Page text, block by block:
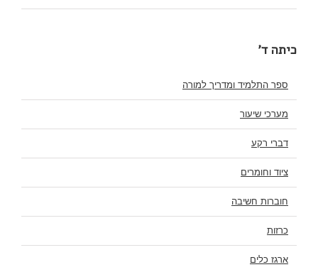
כיתה ד'
ספר התלמיד ומדריך למורה
מערכי שיעור
דברי רקע
ציוד וחומרים
חוברות חשיבה
כרזות
ארגז כלים